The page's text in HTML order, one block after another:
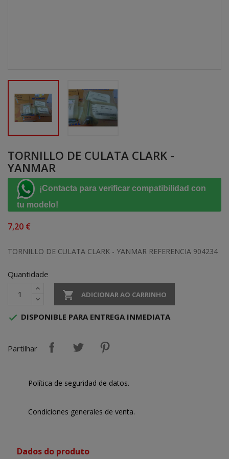
TORNILLO DE CULATA CLARK -
YANMAR
¡Contacta para verificar compatibilidad con
tu modelo!
7,20 €
TORNILLO DE CULATA CLARK - YANMAR REFERENCIA 904234
Quantidade
 ADICIONAR AO CARRINHO
 DISPONIBLE PARA ENTREGA INMEDIATA
Partilhar
Política de seguridad de datos.
Condiciones generales de venta.
Dados do produto